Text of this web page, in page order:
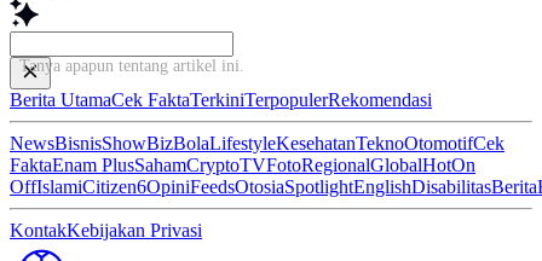
Tanya apapun tentang artikel
Berita UtamaCek FaktaTerkiniTerpopulerRekomendasi
NewsBisnisShowBizBolaLifestyleKesehatanTeknoOtomotifCek
FaktaEnam PlusSahamCryptoTVFotoRegionalGlobalHotOn
OffIslamiCitizen6OpiniFeedsOtosiaSpotlightEnglishDisabilitasBerita
KontakKebijakan Privasi